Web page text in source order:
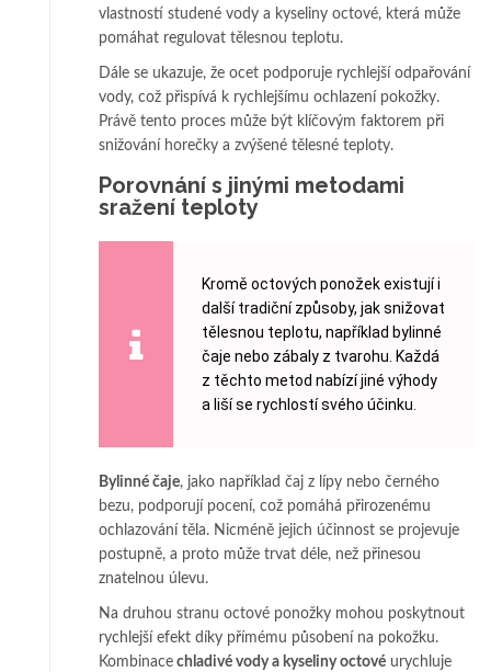
vlastností studené vody a kyseliny octové, která může
pomáhat regulovat tělesnou teplotu.
Dále se ukazuje, že ocet podporuje rychlejší odpařování
vody, což přispívá k rychlejšímu ochlazení pokožky.
Právě tento proces může být klíčovým faktorem při
snižování horečky a zvýšené tělesné teploty.
Porovnání s jinými metodami
sražení teploty
Kromě octových ponožek existují i
další tradiční způsoby, jak snižovat
tělesnou teplotu, například bylinné
čaje nebo zábaly z tvarohu. Každá
z těchto metod nabízí jiné výhody
a liší se rychlostí svého účinku.
Bylinné čaje, jako například čaj z lípy nebo černého
bezu, podporují pocení, což pomáhá přirozenému
ochlazování těla. Nicméně jejich účinnost se projevuje
postupně, a proto může trvat déle, než přinesou
znatelnou úlevu.
Na druhou stranu octové ponožky mohou poskytnout
rychlejší efekt díky přímému působení na pokožku.
Kombinace chladivé vody a kyseliny octové urychluje